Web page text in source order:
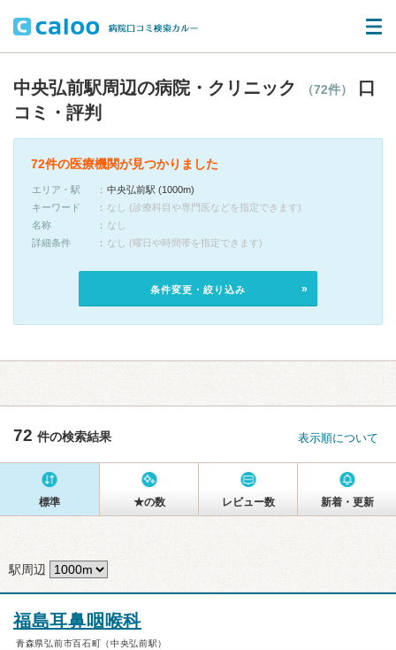
中央弘前駅周辺の病院・クリニック （72件）
口
コミ・評判
72件の医療機関が見つかりました
エリア・駅
中央弘前駅 (1000m)
キーワード
なし (診療科目や専門医などを指定できます)
名称
なし
詳細条件
なし (曜日や時間帯を指定できます)
条件変更・絞り込み
72 件の検索結果 表示順について
標準 ★の数 レビュー数 新着・更新
駅周辺
福島耳鼻咽喉科
青森県弘前市百石町（中央弘前駅）